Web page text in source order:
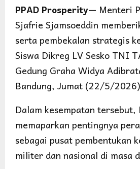
PPAD Prosperity— Menteri
Sjafrie Sjamsoeddin
serta pembekalan strategis
Siswa Dikreg LV Sesko TNI
Gedung Graha Widya
Bandung, Jumat (22/5/
Dalam kesempatan tersebut,
memaparkan pentingnya
sebagai pusat pembentukan
militer dan nasional di masa